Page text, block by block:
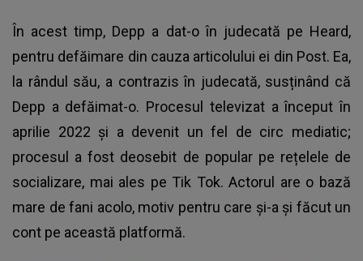
În acest timp, Depp a dat-o în judecată pe Heard,
pentru defăimare din cauza articolului ei din Post. Ea,
la rândul său, a contrazis în judecată, susținând că
Depp a defăimat-o. Procesul televizat a început în
aprilie 2022 și a devenit un fel de circ mediatic;
procesul a fost deosebit de popular pe rețelele de
socializare, mai ales pe Tik Tok. Actorul are o bază
mare de fani acolo, motiv pentru care și-a și făcut un
cont pe această platformă.